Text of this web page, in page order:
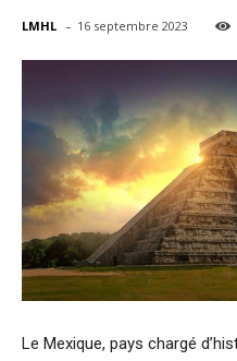
LMHL - 16 septembre 2023
Le Mexique, pays chargé